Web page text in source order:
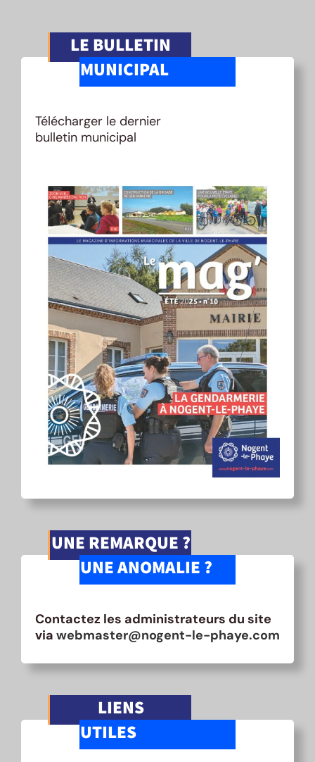
LE BULLETIN
MUNICIPAL
Télécharger le dernier
bulletin municipal
UNE REMARQUE ?
UNE ANOMALIE ?
Contactez les administrateurs du site
via webmaster@nogent-le-phaye.com
LIENS
UTILES